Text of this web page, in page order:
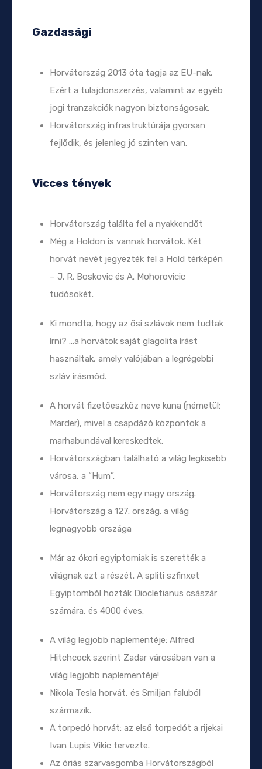
Gazdasági
Horvátország 2013 óta tagja az EU-nak.
Ezért a tulajdonszerzés, valamint az egyéb
jogi tranzakciók nagyon biztonságosak.
Horvátország infrastruktúrája gyorsan
fejlődik, és jelenleg jó szinten van.
Vicces tények
Horvátország találta fel a nyakkendőt
Még a Holdon is vannak horvátok. Két
horvát nevét jegyezték fel a Hold térképén
– J. R. Boskovic és A. Mohorovicic
tudósokét.
Ki mondta, hogy az ősi szlávok nem tudtak
írni? …a horvátok saját glagolita írást
használtak, amely valójában a legrégebbi
szláv írásmód.
A horvát fizetőeszköz neve kuna (németül:
Marder), mivel a csapdázó központok a
marhabundával kereskedtek.
Horvátországban található a világ legkisebb
városa, a “Hum”.
Horvátország nem egy nagy ország.
Horvátország a 127. ország. a világ
legnagyobb országa
Már az ókori egyiptomiak is szerették a
világnak ezt a részét. A spliti szfinxet
Egyiptomból hozták Diocletianus császár
számára, és 4000 éves.
A világ legjobb naplementéje: Alfred
Hitchcock szerint Zadar városában van a
világ legjobb naplementéje!
Nikola Tesla horvát, és Smiljan faluból
származik.
A torpedó horvát: az első torpedót a rijekai
Ivan Lupis Vikic tervezte.
Az óriás szarvasgomba Horvátországból